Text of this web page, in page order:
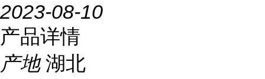
2023-08-10
产品详情
产地 湖北